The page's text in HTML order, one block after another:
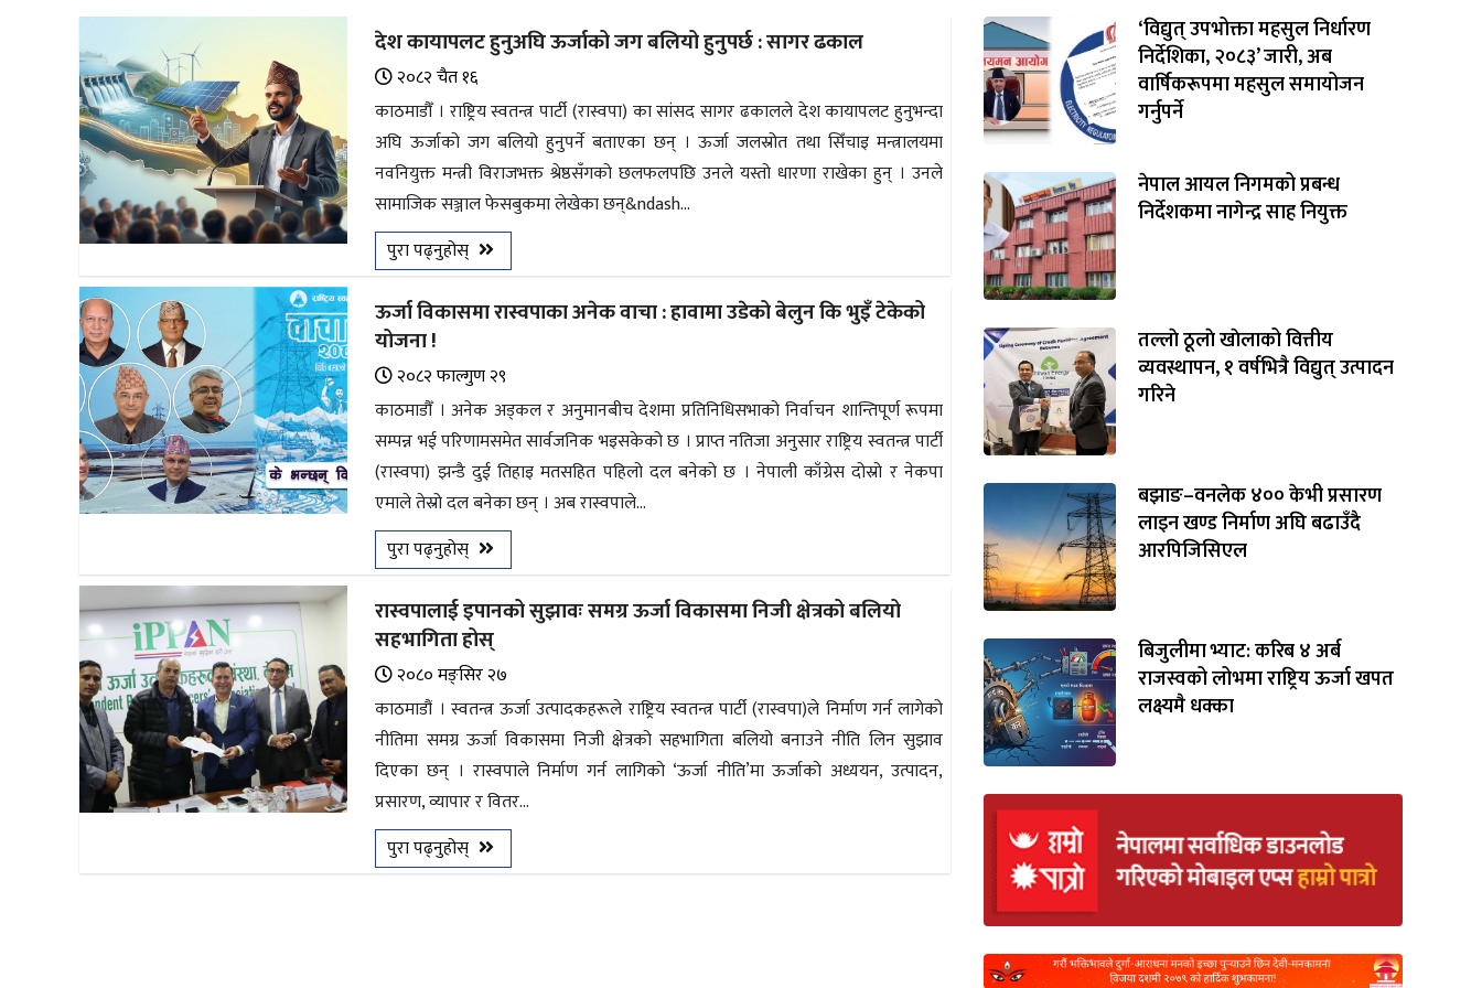
जलवायु
उहिलेकाे
हाइड्रोजन
सम्पादकीय
पर्यटन
प्रोफाइल
देश कायापलट हुनुअघि ऊर्जाको जग बलियो हुनुपर्छ : सागर ढकाल
२०८२ चैत १६
काठमाडौँ । राष्ट्रिय स्वतन्त्र पार्टी (रास्वपा) का सांसद सागर ढकालले देश कायापलट हुनुभन्दा
अघि ऊर्जाको जग बलियो हुनुपर्ने बताएका छन् । ऊर्जा जलस्रोत तथा सिँचाइ मन्त्रालयमा
नवनियुक्त मन्त्री विराजभक्त श्रेष्ठसँगको छलफलपछि उनले यस्तो धारणा राखेका हुन् । उनले
सामाजिक सञ्जाल फेसबुकमा लेखेका छन्&ndash...
पुरा पढ्नुहोस्
ऊर्जा विकासमा रास्वपाका अनेक वाचा : हावामा उडेको बेलुन कि भुइँ टेकेको
योजना !
२०८२ फाल्गुण २९
काठमाडौँ । अनेक अड्कल र अनुमानबीच देशमा प्रतिनिधिसभाको निर्वाचन शान्तिपूर्ण रूपमा
सम्पन्न भई परिणामसमेत सार्वजनिक भइसकेको छ । प्राप्त नतिजा अनुसार राष्ट्रिय स्वतन्त्र पार्टी
(रास्वपा) झन्डै दुई तिहाइ मतसहित पहिलो दल बनेको छ । नेपाली काँग्रेस दोस्रो र नेकपा
एमाले तेस्रो दल बनेका छन् । अब रास्वपाले...
पुरा पढ्नुहोस्
रास्वपालाई इपानको सुझावः समग्र ऊर्जा विकासमा निजी क्षेत्रको बलियो
सहभागिता होस्
२०८० मङ्सिर २७
काठमाडौं । स्वतन्त्र ऊर्जा उत्पादकहरूले राष्ट्रिय स्वतन्त्र पार्टी (रास्वपा)ले निर्माण गर्न लागेको
नीतिमा समग्र ऊर्जा विकासमा निजी क्षेत्रको सहभागिता बलियो बनाउने नीति लिन सुझाव
दिएका छन् । रास्वपाले निर्माण गर्न लागिको ‘ऊर्जा नीति’मा ऊर्जाको अध्ययन, उत्पादन,
प्रसारण, व्यापार र वितर...
पुरा पढ्नुहोस्
‘विद्युत् उपभोक्ता महसुल निर्धारण
निर्देशिका, २०८३’ जारी, अब
वार्षिकरूपमा महसुल समायोजन
गर्नुपर्ने
नेपाल आयल निगमको प्रबन्ध
निर्देशकमा नागेन्द्र साह नियुक्त
तल्लाे ठूलाे खाेलाको वित्तीय
व्यवस्थापन, १ वर्षभित्रै विद्युत् उत्पादन
गरिने
बझाङ–वनलेक ४०० केभी प्रसारण
लाइन खण्ड निर्माण अघि बढाउँदै
आरपिजिसिएल
बिजुलीमा भ्याट: करिब ४ अर्ब
राजस्वको लोभमा राष्ट्रिय ऊर्जा खपत
लक्ष्यमै धक्का